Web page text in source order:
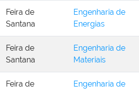
Feira de
Santana
Engenharia de
Energias
Feira de
Santana
Engenharia de
Materiais
Feira de
Engenharia de